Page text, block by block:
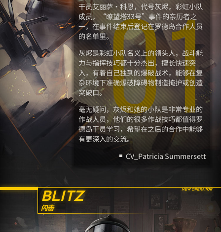
01
干员艾丽萨·科恩，代号灰烬，彩虹小队
成员，“瞭望塔33号”事件的亲历者之
一，在事件结束后登记在罗德岛合作人员
的名单里。
灰烬是彩虹小队名义上的领头人，战斗能
力与指挥技巧都十分杰出，擅长快速突
入，有着自己独到的爆破战术，能够在复
杂环境下准确爆破障碍物制造掩护或创造
突破口。
毫无疑问，灰烬和她的小队是非常专业的
作战人员，他们的很多作战技巧都值得罗
德岛干员学习，希望在之后的合作中能够
有更深入的交流。
CV_Patricia Summersett
BLITZ
闪击